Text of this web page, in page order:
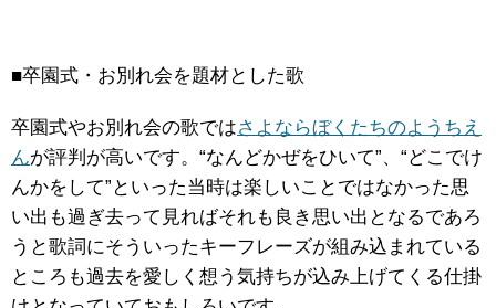
■卒園式・お別れ会を題材とした歌
卒園式やお別れ会の歌ではさよならぼくたちのようちえ
んが評判が高いです。“なんどかぜをひいて”、“どこでけ
んかをして”といった当時は楽しいことではなかった思
い出も過ぎ去って見ればそれも良き思い出となるであろ
うと歌詞にそういったキーフレーズが組み込まれている
ところも過去を愛しく想う気持ちが込み上げてくる仕掛